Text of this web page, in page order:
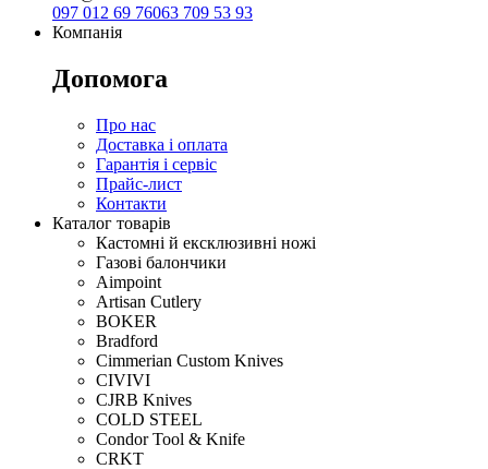
097 012 69 76063 709 53 93
Компанія
Допомога
Про нас
Доставка і оплата
Гарантія і сервіс
Прайс-лист
Контакти
Каталог товарів
Кастомні й ексклюзивні ножі
Газові балончики
Aimpoint
Artisan Cutlery
BOKER
Bradford
Cimmerian Custom Knives
CIVIVI
CJRB Knives
COLD STEEL
Condor Tool & Knife
CRKT